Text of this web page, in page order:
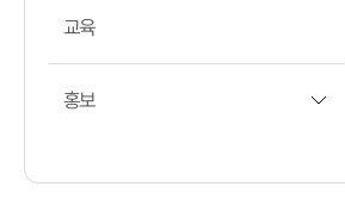
교육
홍보